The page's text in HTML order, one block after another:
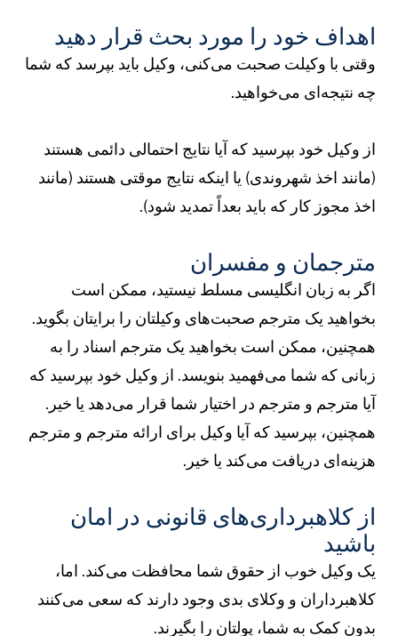
اهداف خود را مورد بحث قرار دهید
وقتی با وکیلت صحبت می‌کنی،وکیل باید بپرسد که شما
چه نتیجه‌ای می‌خواهید.
از وکیل خود بپرسید که آیا نتایج احتمالی دائمی هستند
(مانند اخذ شهروندی) یا اینکه نتایج موقتی هستند (مانند
اخذ مجوز کار که باید بعداً تمدید شود).
مترجمان و مفسران
اگر به زبان انگلیسی مسلط نیستید، ممکن است
بخواهید یک مترجم صحبت‌های وکیلتان را برایتان بگوید.
همچنین، ممکن است بخواهید یک مترجم اسناد را به
زبانی که شما می‌فهمید بنویسد. از وکیل خود بپرسید که
آیا مترجم و مترجم در اختیار شما قرار می‌دهد یا خیر.
همچنین، بپرسید که آیا وکیل برای ارائه مترجم و مترجم
هزینه‌ای دریافت می‌کند یا خیر.
از کلاهبرداری‌های قانونی در امان
باشید
یک وکیل خوب از حقوق شما محافظت می‌کند. اما،
کلاهبرداران و وکلای بدی وجود دارند که سعی می‌کنند
بدون کمک به شما، پولتان را بگیرند.